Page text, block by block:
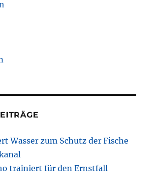
Wasser zum Schutz der Fische
trainiert für den Ernstfall